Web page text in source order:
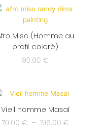
Miso (Homme au
profil coloré)
90.00 €
Vieil homme Masaï
70.00 € – 195.00 €
Plage
prix :